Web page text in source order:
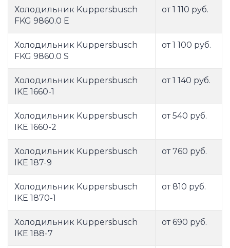
Холодильник Kuppersbusch
FKG 9860.0 E
от 1 110 руб.
Холодильник Kuppersbusch
FKG 9860.0 S
от 1 100 руб.
Холодильник Kuppersbusch
IKE 1660-1
от 1 140 руб.
Холодильник Kuppersbusch
IKE 1660-2
от 540 руб.
Холодильник Kuppersbusch
IKE 187-9
от 760 руб.
Холодильник Kuppersbusch
IKE 1870-1
от 810 руб.
Холодильник Kuppersbusch
IKE 188-7
от 690 руб.